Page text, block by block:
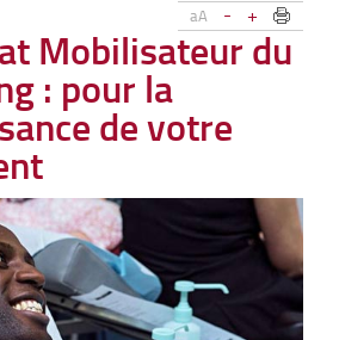
aA - +
Mobilisateur du
: pour la
de votre